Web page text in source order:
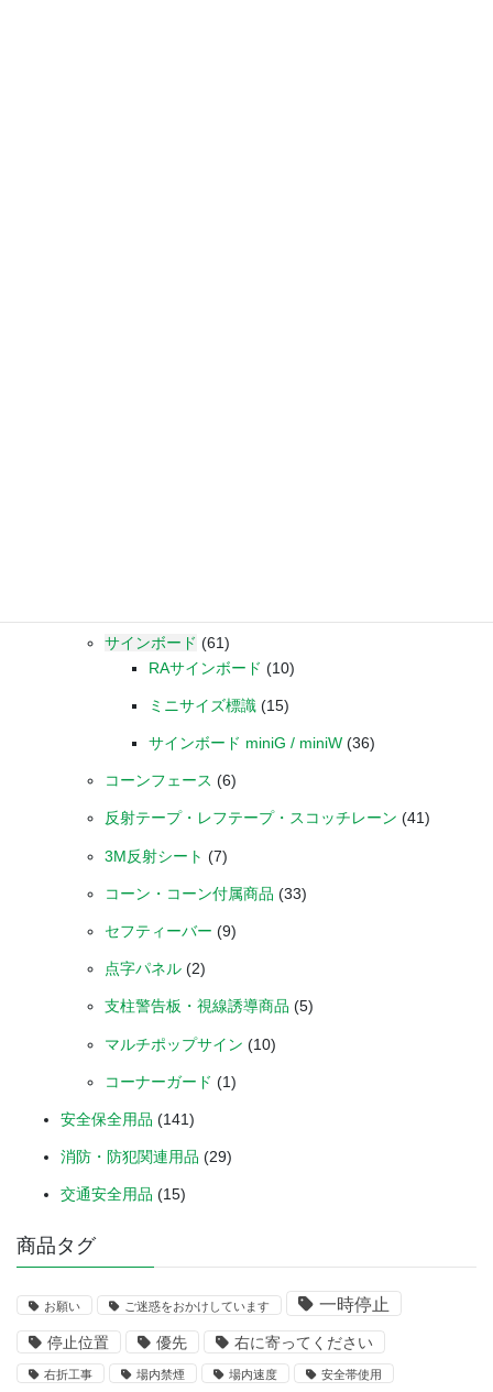
サインボード (61)
RAサインボード (10)
ミニサイズ標識 (15)
サインボード miniG / miniW (36)
コーンフェース (6)
反射テープ・レフテープ・スコッチレーン (41)
3M反射シート (7)
コーン・コーン付属商品 (33)
セフティーバー (9)
点字パネル (2)
支柱警告板・視線誘導商品 (5)
マルチポップサイン (10)
コーナーガード (1)
安全保全用品 (141)
消防・防犯関連用品 (29)
交通安全用品 (15)
商品タグ
お願い ご迷惑をおかけしています 一時停止
停止位置 優先 右に寄ってください
右折工事 場内禁煙 場内速度 安全帯使用